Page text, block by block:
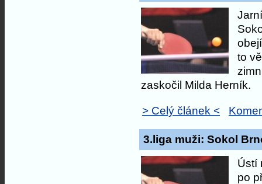
to
zaskočil Milda Herník.
> Celý článek <
3.liga muži: Sokol
Ústí
po